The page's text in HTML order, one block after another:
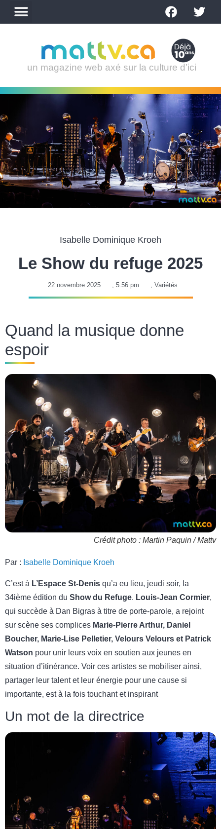
un magazine web axé sur la culture d’ici
Isabelle Dominique Kroeh
Le Show du refuge 2025
22 novembre 2025 , 5:56 pm , Variétés
Quand la musique donne
espoir
Crédit photo : Martin Paquin / Mattv
Par : Isabelle Dominique Kroeh
C’est à L’Espace St-Denis qu’a eu lieu, jeudi soir, la
34ième édition du Show du Refuge. Louis-Jean Cormier,
qui succède à Dan Bigras à titre de porte-parole, a rejoint
sur scène ses complices Marie-Pierre Arthur, Daniel
Boucher, Marie-Lise Pelletier, Velours Velours et Patrick
Watson pour unir leurs voix en soutien aux jeunes en
situation d’itinérance. Voir ces artistes se mobiliser ainsi,
partager leur talent et leur énergie pour une cause si
importante, est à la fois touchant et inspirant
Un mot de la directrice